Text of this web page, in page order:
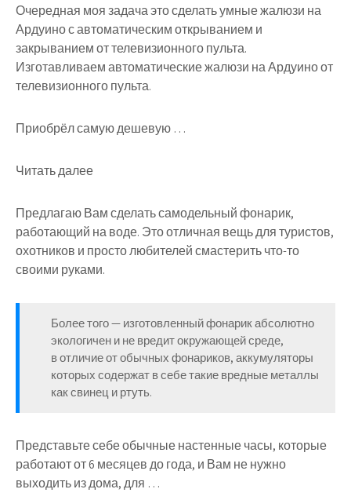
Очередная моя задача это сделать умные жалюзи на
Ардуино с автоматическим открыванием и
закрыванием от телевизионного пульта.
Изготавливаем автоматические жалюзи на Ардуино от
телевизионного пульта.
Приобрёл самую дешевую …
Читать далее
Предлагаю Вам сделать самодельный фонарик,
работающий на воде. Это отличная вещь для туристов,
охотников и просто любителей смастерить что-то
своими руками.
Более того — изготовленный фонарик абсолютно
экологичен и не вредит окружающей среде,
в отличие от обычных фонариков, аккумуляторы
которых содержат в себе такие вредные металлы
как свинец и ртуть.
Представьте себе обычные настенные часы, которые
работают от 6 месяцев до года, и Вам не нужно
выходить из дома, для …